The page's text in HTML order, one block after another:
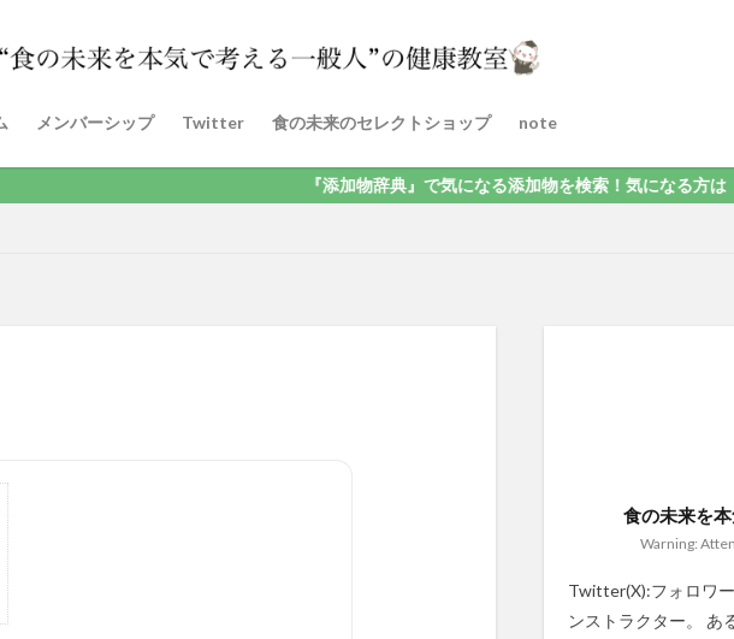
メンバーシップ Twitter 食の未来のセレクトショップ note
『添加物辞典』で気になる添加物を検索！気になる方は「コチラ」
食の未来を
Warning:
Twitter(X):フォロワ
ンストラクター。 あ